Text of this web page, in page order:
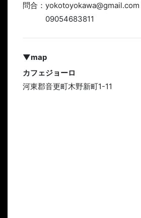
問合：yokotoyokawa@gmail.com
09054683811
▼map
カフェジョーロ
河東郡音更町木野新町1-11